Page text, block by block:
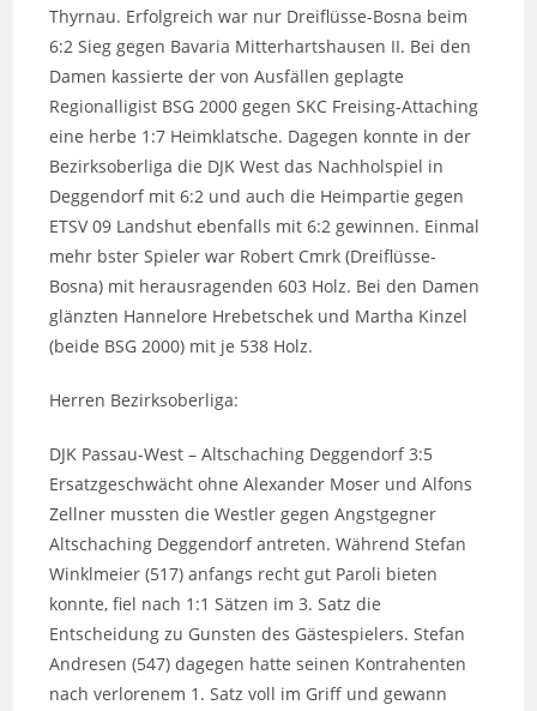
Thyrnau. Erfolgreich war nur Dreiflüsse-Bosna beim
6:2 Sieg gegen Bavaria Mitterhartshausen II. Bei den
Damen kassierte der von Ausfällen geplagte
Regionalligist BSG 2000 gegen SKC Freising-Attaching
eine herbe 1:7 Heimklatsche. Dagegen konnte in der
Bezirksoberliga die DJK West das Nachholspiel in
Deggendorf mit 6:2 und auch die Heimpartie gegen
ETSV 09 Landshut ebenfalls mit 6:2 gewinnen. Einmal
mehr bster Spieler war Robert Cmrk (Dreiflüsse-
Bosna) mit herausragenden 603 Holz. Bei den Damen
glänzten Hannelore Hrebetschek und Martha Kinzel
(beide BSG 2000) mit je 538 Holz.
Herren Bezirksoberliga:
DJK Passau-West – Altschaching Deggendorf 3:5
Ersatzgeschwächt ohne Alexander Moser und Alfons
Zellner mussten die Westler gegen Angstgegner
Altschaching Deggendorf antreten. Während Stefan
Winklmeier (517) anfangs recht gut Paroli bieten
konnte, fiel nach 1:1 Sätzen im 3. Satz die
Entscheidung zu Gunsten des Gästespielers. Stefan
Andresen (547) dagegen hatte seinen Kontrahenten
nach verlorenem 1. Satz voll im Griff und gewann